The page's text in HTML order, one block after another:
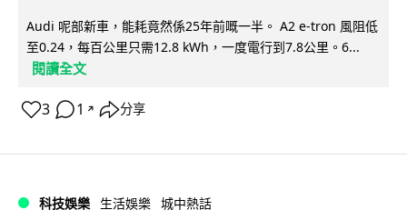
Audi 呢部新車，能耗竟然係25年前嘅一半。 A2 e-tron 風阻低
至0.24，每百公里只需12.8 kWh，一度電行到7.8公里。6...
閱讀全文
3 1 ↗ 分享
科技娛樂 生活娛樂 城中熱話